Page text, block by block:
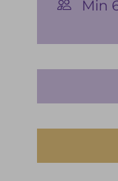
Min 6